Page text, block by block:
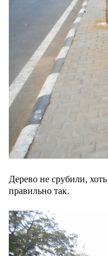
Дерево не срубили,
правильно так.